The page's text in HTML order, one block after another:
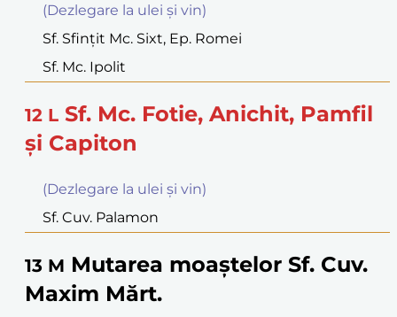
(Dezlegare la ulei şi vin)
Sf. Sfinţit Mc. Sixt, Ep. Romei
Sf. Mc. Ipolit
12 L Sf. Mc. Fotie, Anichit, Pamfil
şi Capiton
(Dezlegare la ulei şi vin)
Sf. Cuv. Palamon
13 M Mutarea moaştelor Sf. Cuv.
Maxim Mărt.